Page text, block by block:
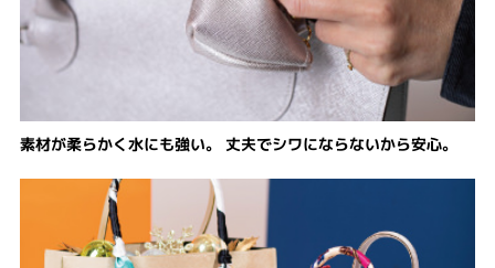
素材が柔らかく水にも強い。 丈夫でシワにならないから安心。